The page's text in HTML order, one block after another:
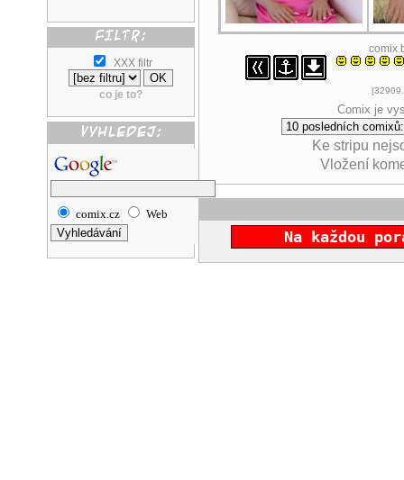
XXX filtr
co je to?
comix.cz Web
comix
Comix je
Ke stripu
Vložení
Na každou